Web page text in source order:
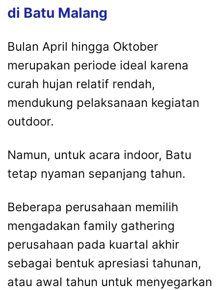
di Batu Malang
Bulan April hingga Oktober
merupakan periode ideal karena
curah hujan relatif rendah,
mendukung pelaksanaan kegiatan
outdoor.
Namun, untuk acara indoor, Batu
tetap nyaman sepanjang tahun.
Beberapa perusahaan memilih
mengadakan family gathering
perusahaan pada kuartal akhir
sebagai bentuk apresiasi tahunan,
atau awal tahun untuk menyegarkan